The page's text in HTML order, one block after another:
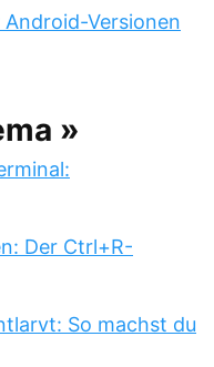
Versionen
»
Der Ctrl+R-
So machst du